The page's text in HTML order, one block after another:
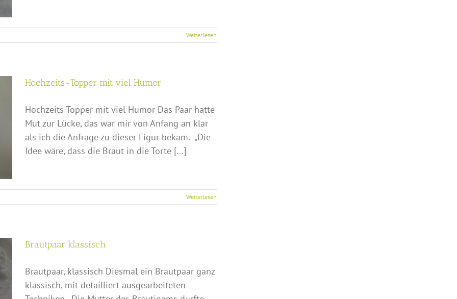
Weiterlesen
Hochzeits-Topper mit viel Humor
Hochzeits-Topper mit viel Humor Das Paar hatte
Mut zur Lücke, das war mir von Anfang an klar
als ich die Anfrage zu dieser Figur bekam. „Die
Idee wäre, dass die Braut in die Torte [...]
Weiterlesen
Brautpaar klassisch
Brautpaar, klassisch Diesmal ein Brautpaar ganz
klassisch, mit detailliert ausgearbeiteten